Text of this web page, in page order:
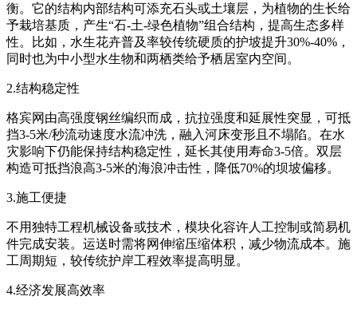
衡。它的结构内部结构可添充石头或土壤层，为植物的生长给
予栽培基质，产生“石-土-绿色植物”组合结构，提高生态多样
性。比如，水生花卉普及率较传统硬质的护坡提升30%-40%，
同时也为中小型水生物和两栖类给予栖居室内空间。
2.结构稳定性
格宾网由高强度钢丝编织而成，抗拉强度和延展性突显，可抵
挡3-5米/秒流动速度水流冲洗，融入河床变形且不塌陷。在水
灾影响下仍能保持结构稳定性，延长其使用寿命3-5倍。双层
构造可抵挡浪高3-5米的海浪冲击性，降低70%的坝坡偏移。
3.施工便捷
不用独特工程机械设备或技术，模块化容许人工控制或简易机
件完成安装。运送时需将网伸缩压缩体积，减少物流成本。施
工周期短，较传统护岸工程效率提高明显。
4.经济发展高效率